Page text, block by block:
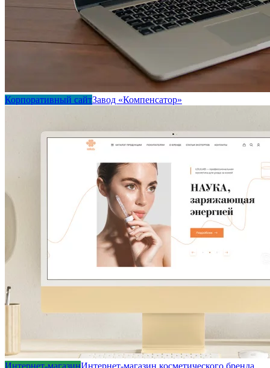
Корпоративный сайтЗавод «Компенсатор»
Интернет-магазинИнтернет-магазин косметического бренда